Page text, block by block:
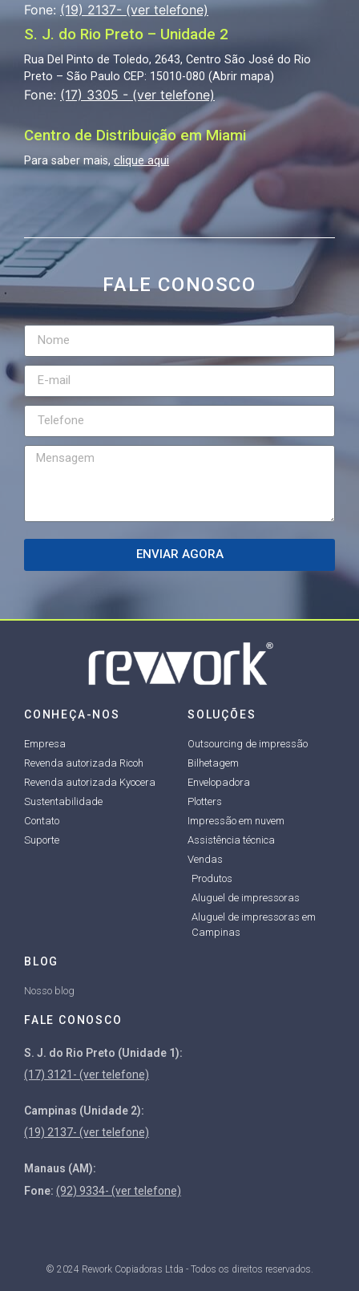
Fone: (19) 2137- (ver telefone)
S. J. do Rio Preto – Unidade 2
Rua Del Pinto de Toledo, 2643, Centro São José do Rio
Preto – São Paulo CEP: 15010-080 (Abrir mapa)
Fone: (17) 3305 - (ver telefone)
Centro de Distribuição em Miami
Para saber mais, clique aqui
FALE CONOSCO
ENVIAR AGORA
CONHEÇA-NOS
Empresa
Revenda autorizada Ricoh
Revenda autorizada Kyocera
Sustentabilidade
Contato
Suporte
SOLUÇÕES
Outsourcing de impressão
Bilhetagem
Envelopadora
Plotters
Impressão em nuvem
Assistência técnica
Vendas
Produtos
Aluguel de impressoras
Aluguel de impressoras em
Campinas
BLOG
Nosso blog
FALE CONOSCO
S. J. do Rio Preto (Unidade 1):
(17) 3121- (ver telefone)
Campinas (Unidade 2):
(19) 2137- (ver telefone)
Manaus (AM):
Fone: (92) 9334- (ver telefone)
© 2024 Rework Copiadoras Ltda - Todos os direitos reservados.